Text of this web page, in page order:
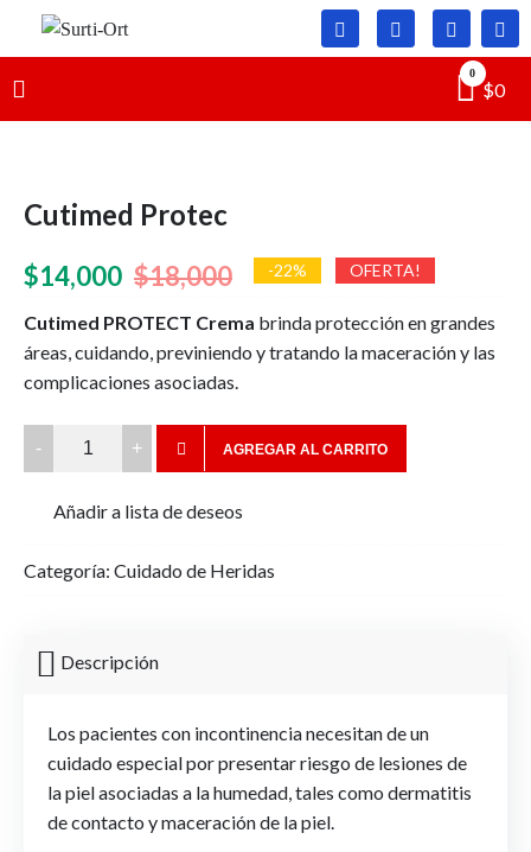
Surti-
Ort
SO
0
$0
Cutimed Protec
$18,000El
precio
original
era:
$18,000.
$14,000
El
precio
actual
es:
$14,000.
-22% OFERTA!
Cutimed PROTECT Crema brinda protección en grandes
áreas, cuidando, previniendo y tratando la maceración y las
complicaciones asociadas.
Cutimed
Protec
AGREGAR AL CARRITO
Añadir a lista de deseos
Categoría: Cuidado de Heridas
Descripción
Los pacientes con incontinencia necesitan de un
cuidado especial por presentar riesgo de lesiones de
la piel asociadas a la humedad, tales como dermatitis
de contacto y maceración de la piel.